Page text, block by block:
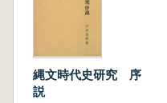
縄文時代史研究 序
説